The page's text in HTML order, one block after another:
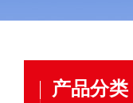
产品分类